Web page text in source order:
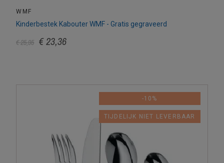
WMF
Kinderbestek Kabouter WMF - Gratis gegraveerd
€ 25,95 € 23,36
-10%
TIJDELIJK NIET LEVERBAAR